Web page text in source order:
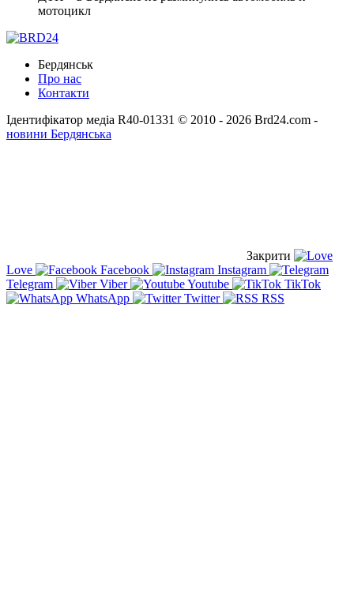
мотоцикл
Бердянськ
Про нас
Контакти
Ідентифікатор медіа R40-01331 © 2010 - 2026 Brd24.com -
новини Бердянська
Закрити
Love
Facebook
Instagram
Telegram
Viber Youtube
TikTok
WhatsApp
Twitter RSS